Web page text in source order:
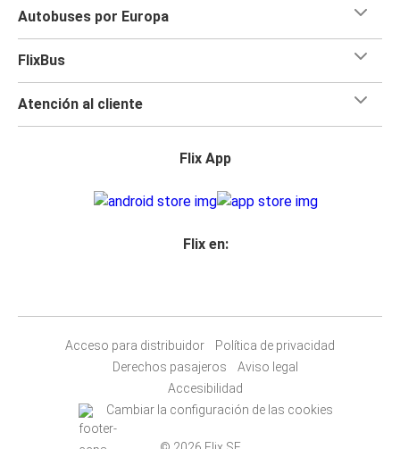
Autobuses por Europa
FlixBus
Atención al cliente
Flix App
Flix en:
Acceso para distribuidor
Política de privacidad
Derechos pasajeros
Aviso legal
Accesibilidad
Cambiar la configuración de las cookies